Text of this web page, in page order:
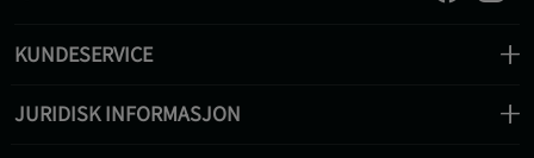
KUNDESERVICE
JURIDISK INFORMASJON